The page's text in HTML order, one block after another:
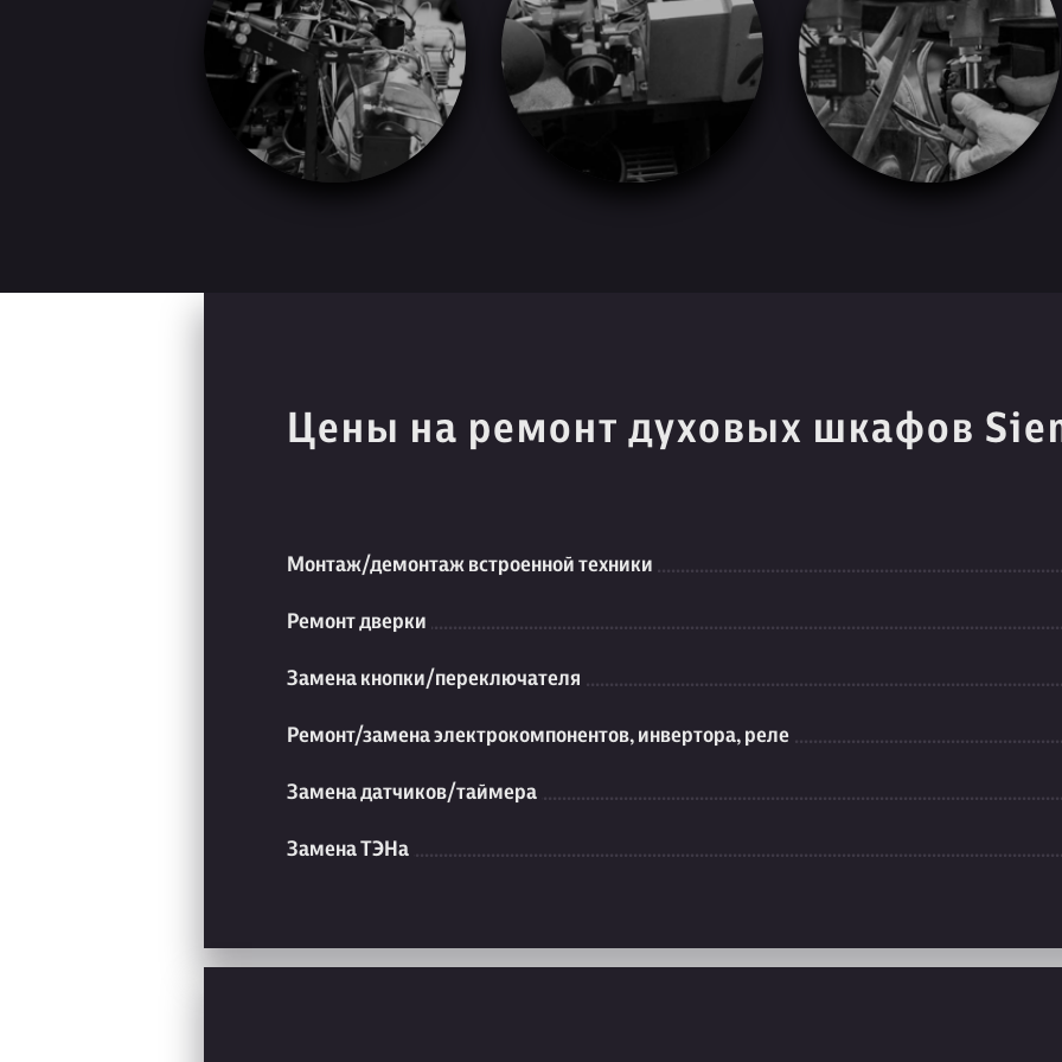
Цены на ремонт духовых шкафов
Монтаж/демонтаж встроенной техники
Ремонт дверки
Замена кнопки/переключателя
Ремонт/замена электрокомпонентов, инвертора, реле
Замена датчиков/таймера
Замена ТЭНа